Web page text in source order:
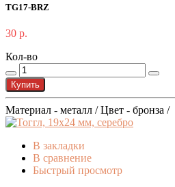
TG17-BRZ
30 р.
Кол-во
Купить
Материал - металл / Цвет - бронза /
В закладки
В сравнение
Быстрый просмотр